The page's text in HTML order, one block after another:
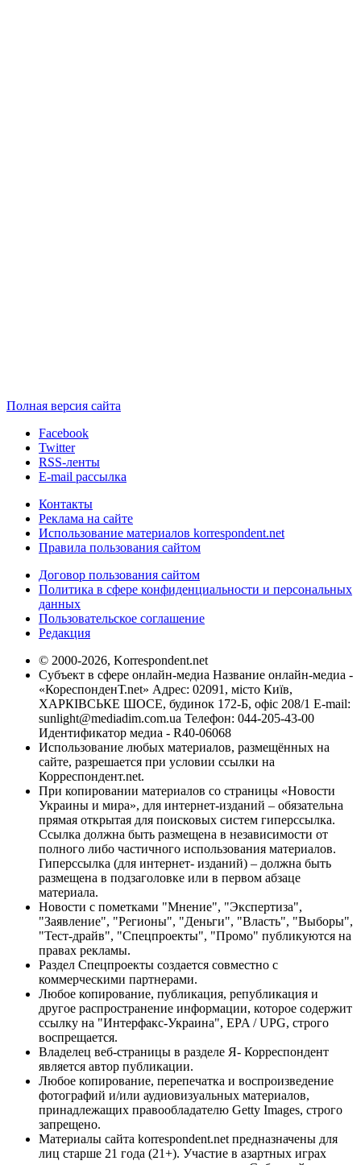
Полная версия сайта
Facebook
Twitter
RSS-ленты
E-mail рассылка
Контакты
Реклама на сайте
Использование материалов korrespondent.net
Правила пользования сайтом
Договор пользования сайтом
Политика в сфере конфиденциальности и персональных
данных
Пользовательское соглашение
Редакция
© 2000-2026, Korrespondent.net
Субъект в сфере онлайн-медиа Название онлайн-медиа -
«КореспонденТ.net» Адрес: 02091, місто Київ,
ХАРКІВСЬКЕ ШОСЕ, будинок 172-Б, офіс 208/1 E-mail:
sunlight@mediadim.com.ua Телефон: 044-205-43-00
Идентификатор медиа - R40-06068
Использование любых материалов, размещённых на
сайте, разрешается при условии ссылки на
Корреспондент.net.
При копировании материалов со страницы «Новости
Украины и мира», для интернет-изданий – обязательна
прямая открытая для поисковых систем гиперссылка.
Ссылка должна быть размещена в независимости от
полного либо частичного использования материалов.
Гиперссылка (для интернет- изданий) – должна быть
размещена в подзаголовке или в первом абзаце
материала.
Новости с пометками "Мнение", "Экспертиза",
"Заявление", "Регионы", "Деньги", "Власть", "Выборы",
"Тест-драйв", "Спецпроекты", "Промо" публикуются на
правах рекламы.
Раздел Спецпроекты создается совместно с
коммерческими партнерами.
Любое копирование, публикация, републикация и
другое распространение информации, которое содержит
ссылку на "Интерфакс-Украина", EPA / UPG, строго
воспрещается.
Владелец веб-страницы в разделе Я- Корреспондент
является автор публикации.
Любое копирование, перепечатка и воспроизведение
фотографий и/или аудиовизуальных материалов,
принадлежащих правообладателю Getty Images, строго
запрещено.
Материалы сайта korrespondent.net предназначены для
лиц старше 21 года (21+). Участие в азартных играх